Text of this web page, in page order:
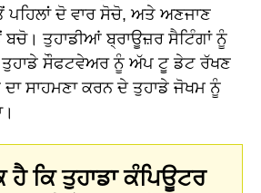
ਪਹਿਲਾਂ ਦੋ ਵਾਰ ਸੋਚੋ, ਅਤੇ ਅਣਜਾਣ
ਬਚੋ। ਤੁਹਾਡੀਆਂ ਬ੍ਰਾਊਜ਼ਰ ਸੈਟਿੰਗਾਂ ਨੂੰ
ਸੌਫਟਵੇਅਰ ਨੂੰ ਅੱਪ ਟੂ ਡੇਟ ਰੱਖਣ
ਸਾਹਮਣਾ ਕਰਨ ਦੇ ਤੁਹਾਡੇ ਜੋਖਮ ਨੂੰ
ਹੈ ਕਿ ਤੁਹਾਡਾ ਕੰਪਿਊਟਰ